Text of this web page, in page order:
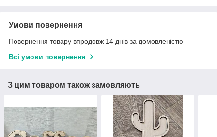
Умови повернення
Повернення товару впродовж 14 днів за домовленістю
Всі умови повернення
З цим товаром також замовляють